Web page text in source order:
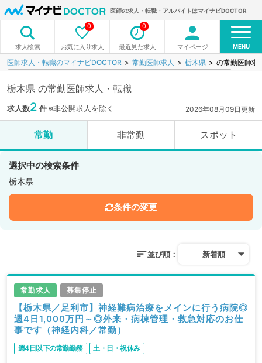
医師の求人・転職・アルバイトはマイナビDOCTOR
求人検索 お気に入り求人
0
最近見た求人
0
マイページ MENU
医師求人・転職のマイナビDOCTOR 常勤医師求人 栃木県 の常勤医師求
栃木県 の常勤医師求人・転職
求人数2 件※非公開求人を除く 2026年08月09日更新
常勤 非常勤 スポット
選択中の検索条件
栃木県
条件の変更
並び順： 新着順
常勤求人 募集停止
【栃木県／足利市】神経難病治療をメインに行う病院◎
週4日1,000万円～◎外来・病棟管理・救急対応のお仕
事です（神経内科／常勤）
週4日以下の常勤勤務 土・日・祝休み